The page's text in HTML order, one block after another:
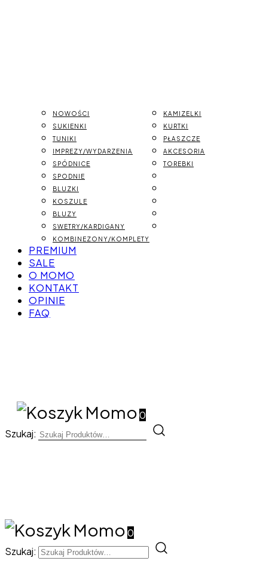
NOWOŚCI
KAMIZELKI
SUKIENKI
KURTKI
TUNIKI
PŁASZCZE
IMPREZY/WYDARZENIA
AKCESORIA
SPÓDNICE
TOREBKI
SPODNIE
BLUZKI
KOSZULE
BLUZY
SWETRY/KARDIGANY
KOMBINEZONY/KOMPLETY
PREMIUM
SALE
O MOMO
KONTAKT
OPINIE
FAQ
0
Szukaj:
0
Szukaj: